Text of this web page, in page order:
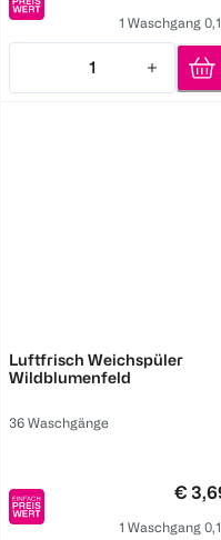
1 Waschgang
1
Quantity: 1
Luftfrisch Weichspüler
Wildblumenfeld
36 Waschgänge
€
1 Waschgang